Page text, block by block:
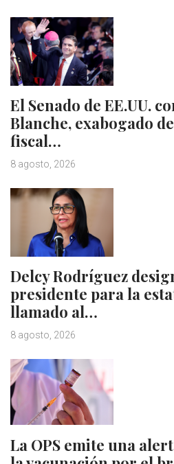
El Senado de EE.UU.
Blanche, exabogado
fiscal…
8 agosto, 2026
Delcy Rodríguez
presidente para la
llamado al…
8 agosto, 2026
La OPS emite una